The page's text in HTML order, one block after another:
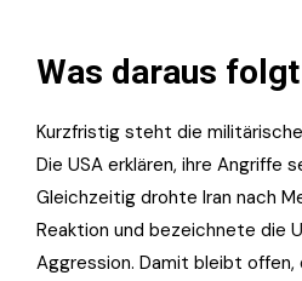
Was daraus folgt
Kurzfristig steht die
Die USA erklären, ihre Angriffe
Gleichzeitig drohte Iran nach
Reaktion und bezeichnete die
Aggression. Damit bleibt